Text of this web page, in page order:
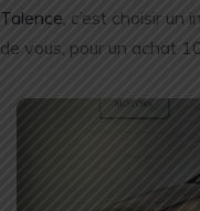
Talence , c’est choisir
de vous, pour un achat